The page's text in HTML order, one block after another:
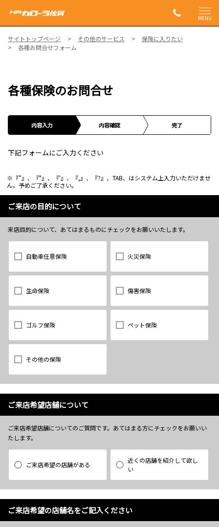
MENU
サイトトップページ その他のサービス
保険に入りたい
各種お問合せフォーム
各種保険のお問合せ
内容入力 内容確認 完了
下記フォームにご入力ください
※『”』、『"』、『'』、『,』、『?』、TAB、はシステム上入力いただけませ
ん。予めご了承ください。
ご来店の目的について
来店目的について、あてはまるものにチェックをお願いいたします。
自動車任意保険 火災保険
生命保険 傷害保険
ゴルフ保険 ペット保険
その他の保険
ご来店希望店舗について
ご来店希望店舗についてのご質問です。あてはまる方にチェックをお願いい
たします。
ご来店希望の店舗がある
近くの店舗を紹介して欲し
い
ご来店希望の店舗名をご記入ください